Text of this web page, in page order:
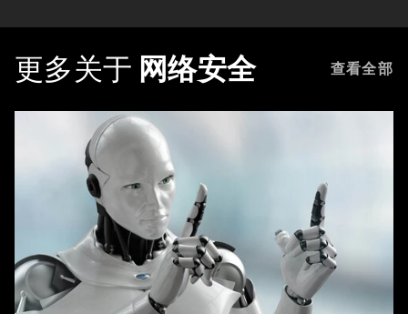
更多关于 网络安全 查看全部